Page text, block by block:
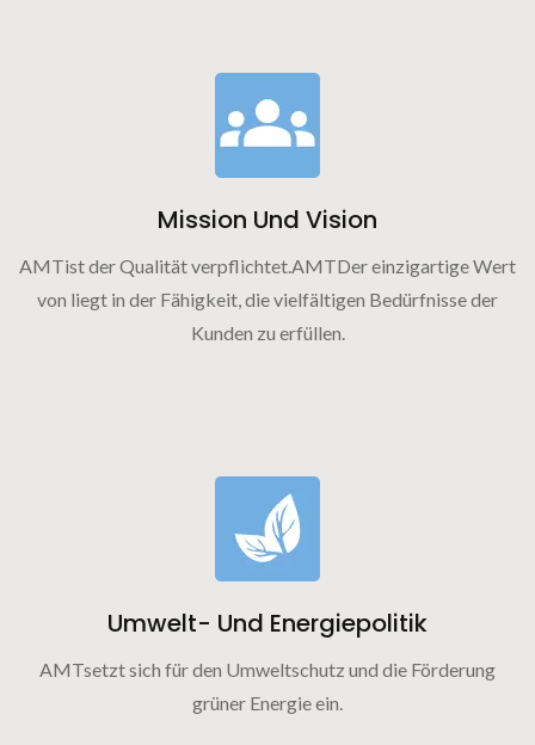
Mission Und Vision
AMTist der Qualität verpflichtet.AMTDer einzigartige Wert
von liegt in der Fähigkeit, die vielfältigen Bedürfnisse der
Kunden zu erfüllen.
Umwelt- Und Energiepolitik
AMTsetzt sich für den Umweltschutz und die Förderung
grüner Energie ein.